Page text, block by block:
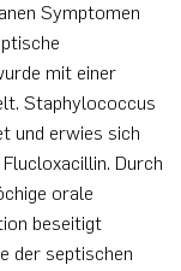
Symptomen
mit einer
Staphylococcus
und erwies sich
Durch
orale
beseitigt
der septischen